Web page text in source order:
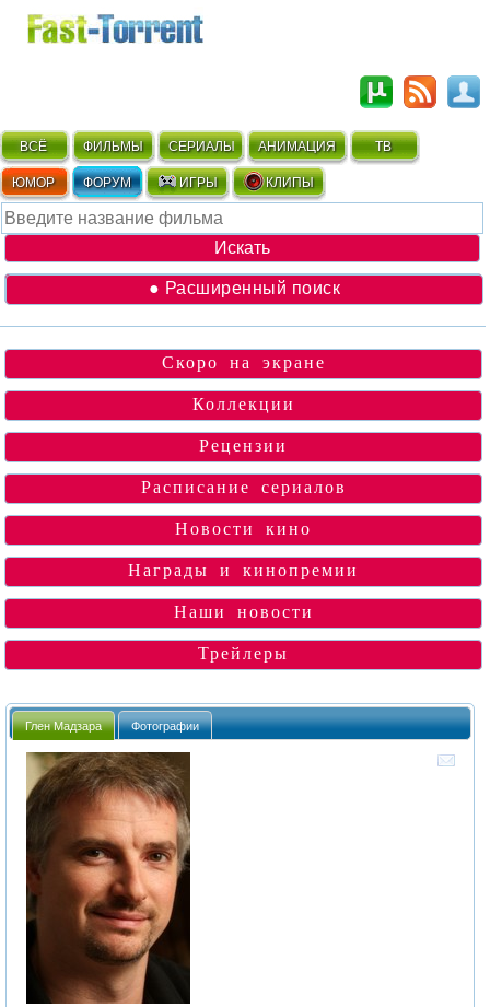
ВСЁ ФИЛЬМЫ СЕРИАЛЫ АНИМАЦИЯ ТВ
ЮМОР ФОРУМ ИГРЫ КЛИПЫ
● Расширенный поиск
Скоро на экране
Коллекции
Рецензии
Расписание сериалов
Новости кино
Награды и кинопремии
Наши новости
Трейлеры
Глен Мадзара Фотографии